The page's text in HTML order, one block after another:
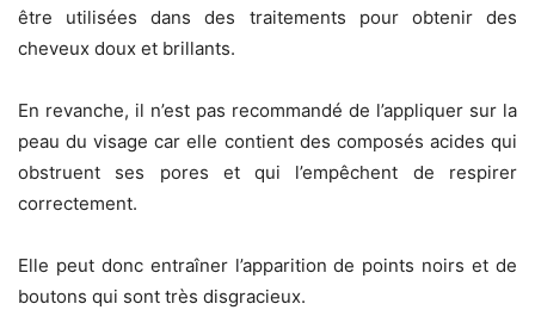
être utilisées dans des traitements pour obtenir des
cheveux doux et brillants.
En revanche, il n’est pas recommandé de l’appliquer sur la
peau du visage car elle contient des composés acides qui
obstruent ses pores et qui l’empêchent de respirer
correctement.
Elle peut donc entraîner l’apparition de points noirs et de
boutons qui sont très disgracieux.